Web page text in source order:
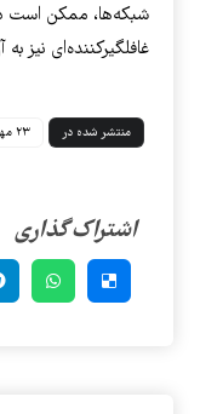
شبکه‌ها، ممکن است
غافلگیرکننده‌ای نیز
منتشر شده در ۲۳ مهر ۱۴۰۴